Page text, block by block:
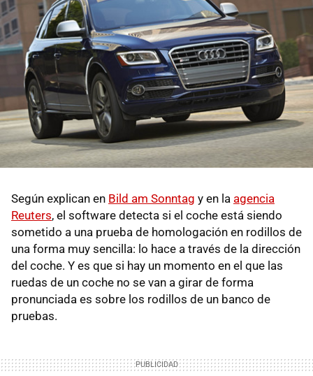
Según explican en Bild am Sonntag y en la agencia
Reuters, el software detecta si el coche está siendo
sometido a una prueba de homologación en rodillos de
una forma muy sencilla: lo hace a través de la dirección
del coche. Y es que si hay un momento en el que las
ruedas de un coche no se van a girar de forma
pronunciada es sobre los rodillos de un banco de
pruebas.